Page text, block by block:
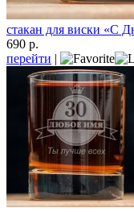
стакан для виски «С
690 р.
перейти |